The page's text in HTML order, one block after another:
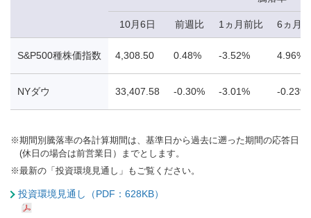
10月6日 前週比 1ヵ月前比 6ヵ月
S&P500種株価指数 4,308.50 0.48% -3.52% 4.96%
NYダウ 33,407.58 -0.30% -3.01% -0.23%
※期間別騰落率の各計算期間は、基準日から過去に遡った期間の応答日
(休日の場合は前営業日）までとします。
※最新の「投資環境見通し」もご覧ください。
投資環境見通し（PDF：628KB）